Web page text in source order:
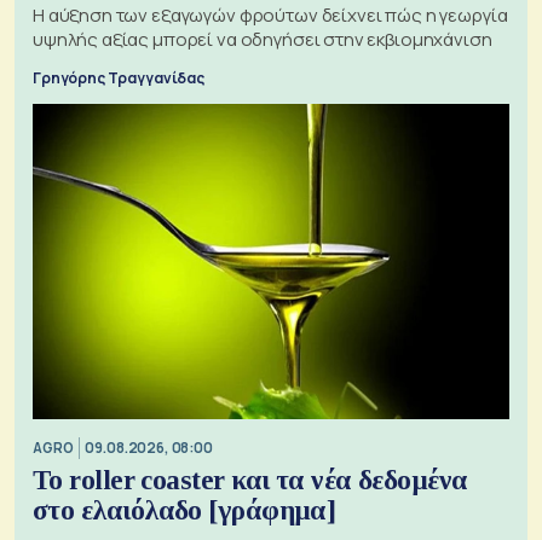
Η αύξηση των εξαγωγών φρούτων δείχνει πώς η γεωργία
υψηλής αξίας μπορεί να οδηγήσει στην εκβιομηχάνιση
Γρηγόρης Τραγγανίδας
AGRO 09.08.2026, 08:00
Το roller coaster και τα νέα δεδομένα
στο ελαιόλαδο [γράφημα]